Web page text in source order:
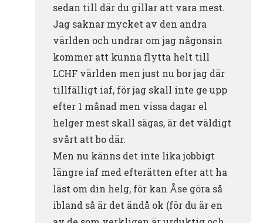
sedan till där du gillar att vara mest.
Jag saknar mycket av den andra
världen och undrar om jag någonsin
kommer att kunna flytta helt till
LCHF världen men just nu bor jag där
tillfälligt iaf, för jag skall inte ge upp
efter 1 månad men vissa dagar el
helger mest skall sägas, är det väldigt
svårt att bo där.
Men nu känns det inte lika jobbigt
längre iaf med efterätten efter att ha
läst om din helg, för kan Åse göra så
ibland så är det ändå ok (för du är en